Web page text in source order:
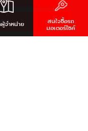
ผู้จำหน่าย สนใจซื้อรถ
มอเตอร์ไซค์